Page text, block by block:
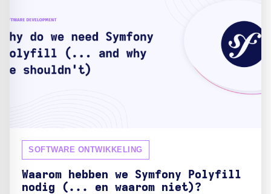
SOFTWARE ONTWIKKELING
Waarom hebben we Symfony Polyfill
nodig (... en waarom niet)?